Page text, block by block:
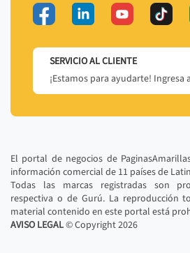
SERVICIO AL CLIENTE
¡Estamos para ayudarte! Ingresa a
El portal de negocios de
información comercial de 11 países de
Todas las marcas registradas son
respectiva o de Gurú. La reproducción
material contenido en este portal está
AVISO LEGAL© Copyright2026